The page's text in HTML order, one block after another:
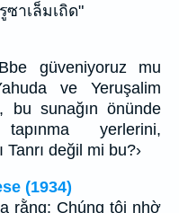
าเล็มเถิด"
güveniyoruz mu
ve Yeruşalim
bu sunağın önünde
tapınma yerlerini,
Tanrı değil mi bu?›
(1934)
rằng: Chúng tôi nhờ